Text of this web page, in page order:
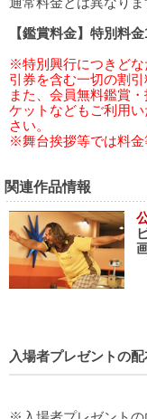
通常料金とは異なりま
【鑑賞料金】特別料
※特別興行につきどな
引券を含む一切の割引
また、会員無料鑑賞
ケットなどもご利用
さい。
※舞台挨拶等では料金
関連作品情報
入場者プレゼントの